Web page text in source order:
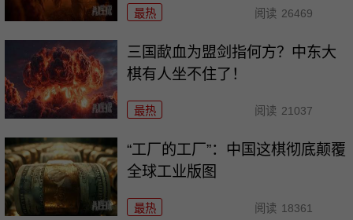
最热 阅读 26469
三国歃血为盟剑指何方？中东大
棋有人坐不住了！
最热 阅读 21037
“工厂的工厂”：中国这棋彻底颠覆
全球工业版图
最热 阅读 18361